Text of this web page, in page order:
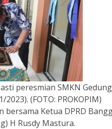
peresmian SMKN
(FOTO: PROKOPIM)
bersama Ketua DPRD
H Rusdy Mastura.